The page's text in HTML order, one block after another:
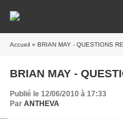
Accueil » BRIAN MAY - QUESTIONS
BRIAN MAY -
Publié le 12/06/2010 à 17:33
Par ANTHEVA